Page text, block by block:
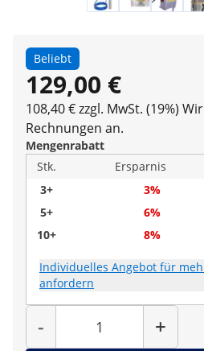
Beliebt
129,00 €
108,40 € zzgl. MwSt. (19%)
Rechnungen an.
Mengenrabatt
Stk.
Ersparnis
3+
3%
5+
6%
10+
8%
Individuelles Angebot für
anfordern
-
Menge
+